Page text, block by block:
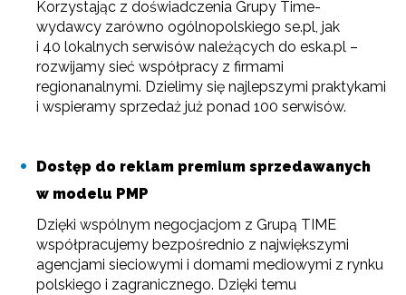
Korzystając z doświadczenia Grupy Time-
wydawcy zarówno ogólnopolskiego se.pl, jak
i 40 lokalnych serwisów należących do eska.pl –
rozwijamy sieć współpracy z firmami
regionanalnymi. Dzielimy się najlepszymi praktykami
i wspieramy sprzedaż już ponad 100 serwisów.
Dostęp do reklam premium sprzedawanych
w modelu PMP
Dzięki wspólnym negocjacjom z Grupą TIME
współpracujemy bezpośrednio z największymi
agencjami sieciowymi i domami mediowymi z rynku
polskiego i zagranicznego. Dzięki temu